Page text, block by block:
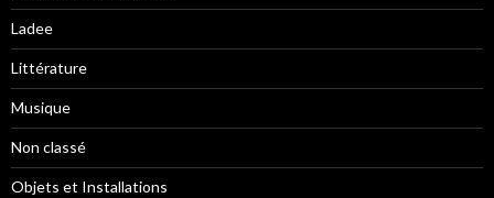
Ladee
Littérature
Musique
Non classé
Objets et Installations